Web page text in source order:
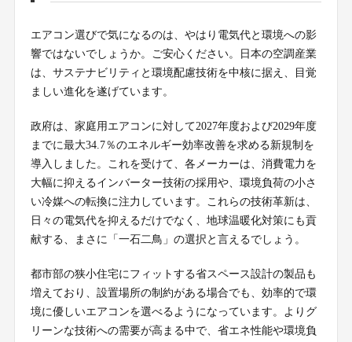
エアコン選びで気になるのは、やはり電気代と環境への影
響ではないでしょうか。ご安心ください。日本の空調産業
は、サステナビリティと環境配慮技術を中核に据え、目覚
ましい進化を遂げています。
政府は、家庭用エアコンに対して2027年度および2029年度
までに最大34.7％のエネルギー効率改善を求める新規制を
導入しました。これを受けて、各メーカーは、消費電力を
大幅に抑えるインバーター技術の採用や、環境負荷の小さ
い冷媒への転換に注力しています。これらの技術革新は、
日々の電気代を抑えるだけでなく、地球温暖化対策にも貢
献する、まさに「一石二鳥」の選択と言えるでしょう。
都市部の狭小住宅にフィットする省スペース設計の製品も
増えており、設置場所の制約がある場合でも、効率的で環
境に優しいエアコンを選べるようになっています。よりグ
リーンな技術への需要が高まる中で、省エネ性能や環境負